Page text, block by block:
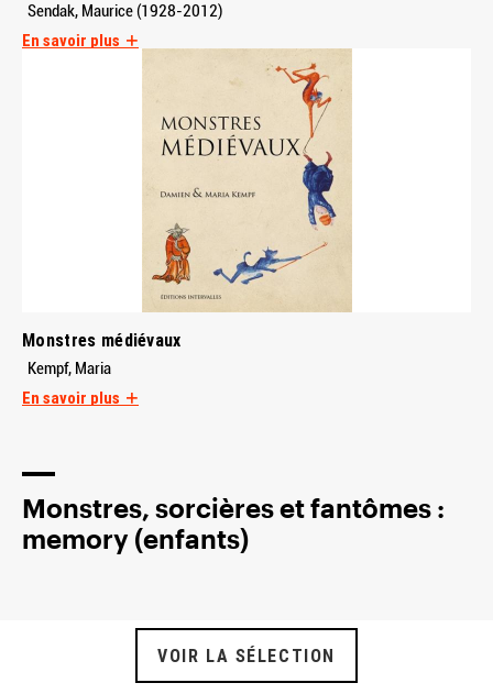
Sendak, Maurice (1928-2012)
En savoir plus
Monstres médiévaux
Kempf, Maria
En savoir plus
Monstres, sorcières et fantômes :
memory (enfants)
VOIR LA SÉLECTION